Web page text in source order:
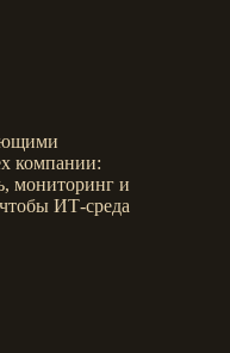
компании:
мониторинг и
ИТ-среда